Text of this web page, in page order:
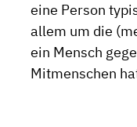
eine Person
allem um die
ein Mensch
Mitmenschen